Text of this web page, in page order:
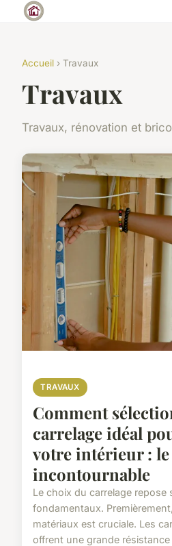
Accueil › Travaux
Travaux
Travaux, rénovation et
TRAVAUX
Comment
carrelage idéal
votre intérieur :
incontournable
Le choix du carrelage repose
fondamentaux.
matériaux est cruciale. Les
offrent une grande